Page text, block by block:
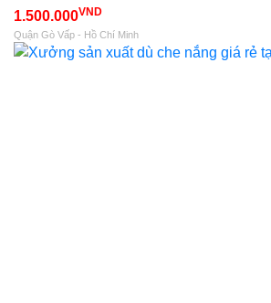
1.500.000VND
Quận Gò Vấp - Hồ Chí Minh